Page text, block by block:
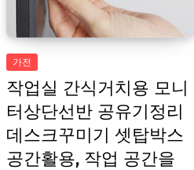
가전
작업실 간식거치용 모니
터상단선반 공유기정리
데스크꾸미기 셋탑박스
공간활용, 작업 공간을